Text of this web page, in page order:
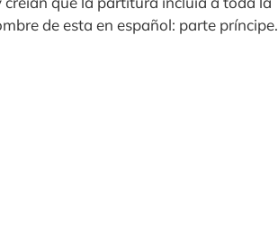
de esta en español: parte príncipe.